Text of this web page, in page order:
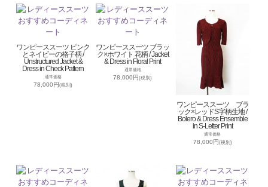
ワンピーススーツ ピンク
とネイビーの格子柄 /
Unstructured Jacket &
Dress in Check Pattern
通常価格
78,000円(税別)
ワンピーススーツ ブラッ
ク×ホワイト 花柄 / Jacket
& Dress in Floral Print
通常価格
78,000円(税別)
ワンピーススーツ ブラ
ック×レッドS字柄生地 /
Bolero & Dress Ensemble
in S-Letter Print
通常価格
78,000円(税別)